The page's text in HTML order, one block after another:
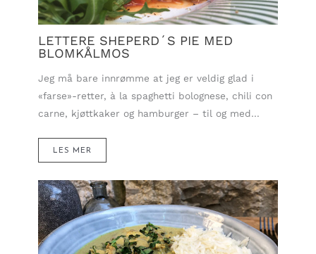
LETTERE SHEPERD´S PIE MED
BLOMKÅLMOS
Jeg må bare innrømme at jeg er veldig glad i
«farse»-retter, à la spaghetti bolognese, chili con
carne, kjøttkaker og hamburger – til og med…
LES MER